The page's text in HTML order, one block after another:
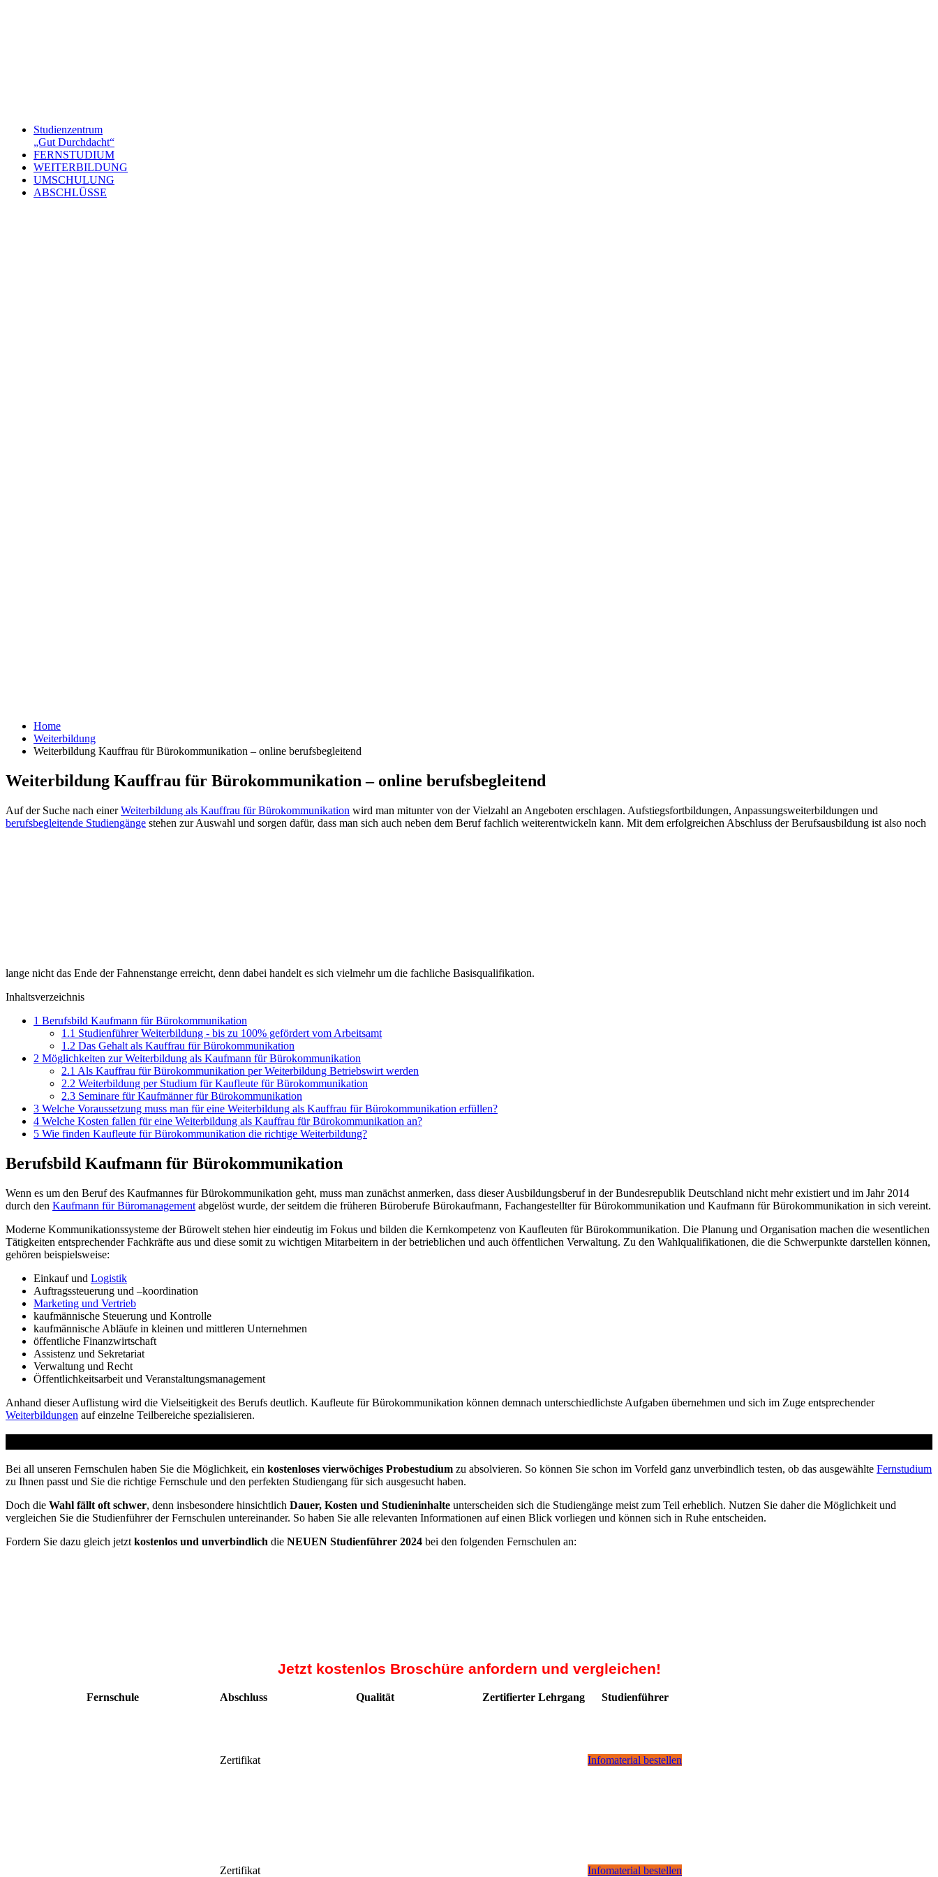
Studienzentrum
„Gut Durchdacht“
FERNSTUDIUM
WEITERBILDUNG
UMSCHULUNG
ABSCHLÜSSE
Home
Weiterbildung
Weiterbildung Kauffrau für Bürokommunikation – online berufsbegleitend
Weiterbildung Kauffrau für Bürokommunikation – online berufsbegleitend
Auf der Suche nach einerWeiterbildung als Kauffrau für Bürokommunikation wird man mitunter von der Vielzahl an Angeboten erschlagen. Aufstiegsfortbildungen, Anpassungsweiterbildungen und
berufsbegleitende Studiengänge stehen zur Auswahl und sorgen dafür, dass man sich auch neben dem Beruf fachlich weiterentwickeln kann. Mit dem erfolgreichen Abschluss der Berufsausbildung ist also noch
lange nicht das Ende der Fahnenstange erreicht, denn dabei handelt es sich vielmehr um die fachliche Basisqualifikation.
Inhaltsverzeichnis
1 Berufsbild Kaufmann für Bürokommunikation
1.1 Studienführer Weiterbildung - bis zu 100% gefördert vom Arbeitsamt
1.2 Das Gehalt als Kauffrau für Bürokommunikation
2 Möglichkeiten zur Weiterbildung als Kaufmann für Bürokommunikation
2.1 Als Kauffrau für Bürokommunikation per Weiterbildung Betriebswirt werden
2.2 Weiterbildung per Studium für Kaufleute für Bürokommunikation
2.3 Seminare für Kaufmänner für Bürokommunikation
3 Welche Voraussetzung muss man für eine Weiterbildung als Kauffrau für Bürokommunikation erfüllen?
4 Welche Kosten fallen für eine Weiterbildung als Kauffrau für Bürokommunikation an?
5 Wie finden Kaufleute für Bürokommunikation die richtige Weiterbildung?
Berufsbild Kaufmann für Bürokommunikation
Wenn es um den Beruf des Kaufmannes für Bürokommunikation geht, muss man zunächst anmerken, dass dieser Ausbildungsberuf in der Bundesrepublik Deutschland nicht mehr existiert und im Jahr 2014
durch den Kaufmann für Büromanagement abgelöst wurde, der seitdem die früheren Büroberufe Bürokaufmann, Fachangestellter für Bürokommunikation und Kaufmann für Bürokommunikation in sich vereint.
Moderne Kommunikationssysteme der Bürowelt stehen hier eindeutig im Fokus und bilden die Kernkompetenz von Kaufleuten für Bürokommunikation. Die Planung und Organisation machen die wesentlichen
Tätigkeiten entsprechender Fachkräfte aus und diese somit zu wichtigen Mitarbeitern in der betrieblichen und auch öffentlichen Verwaltung. Zu den Wahlqualifikationen, die die Schwerpunkte darstellen können,
gehören beispielsweise:
Einkauf und Logistik
Auftragssteuerung und –koordination
Marketing und Vertrieb
kaufmännische Steuerung und Kontrolle
kaufmännische Abläufe in kleinen und mittleren Unternehmen
öffentliche Finanzwirtschaft
Assistenz und Sekretariat
Verwaltung und Recht
Öffentlichkeitsarbeit und Veranstaltungsmanagement
Anhand dieser Auflistung wird die Vielseitigkeit des Berufs deutlich. Kaufleute für Bürokommunikation können demnach unterschiedlichste Aufgaben übernehmen und sich im Zuge entsprechender
Weiterbildungen auf einzelne Teilbereiche spezialisieren.
Bei all unseren Fernschulen haben Sie die Möglichkeit, ein kostenloses vierwöchiges Probestudium zu absolvieren. So können Sie schon im Vorfeld ganz unverbindlich testen, ob das ausgewählte Fernstudium
zu Ihnen passt und Sie die richtige Fernschule und den perfekten Studiengang für sich ausgesucht haben.
Doch die Wahl fällt oft schwer, denn insbesondere hinsichtlich Dauer, Kosten und Studieninhalte unterscheiden sich die Studiengänge meist zum Teil erheblich. Nutzen Sie daher die Möglichkeit und
vergleichen Sie die Studienführer der Fernschulen untereinander. So haben Sie alle relevanten Informationen auf einen Blick vorliegen und können sich in Ruhe entscheiden.
Fordern Sie dazu gleich jetzt kostenlos und unverbindlich die NEUEN Studienführer 2024 bei den folgenden Fernschulen an:
Jetzt kostenlos Broschüre anfordern und vergleichen!
Fernschule Abschluss Qualität Zertifierter Lehrgang Studienführer
Zertifikat Infomaterial bestellen
Zertifikat Infomaterial bestellen